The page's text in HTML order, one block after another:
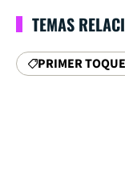
TEMAS
PRIMER TOQUE